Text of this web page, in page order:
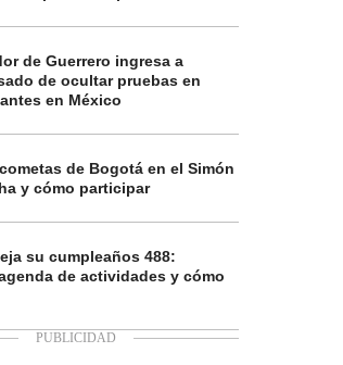
de Guerrero ingresa a
de ocultar pruebas en
en México
de Bogotá en el Simón
y cómo participar
su cumpleaños 488:
de actividades y cómo